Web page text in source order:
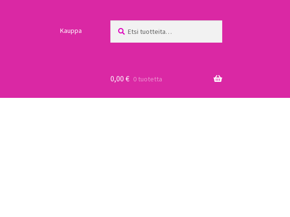
Kauppa
0,00 € 0 tuotetta